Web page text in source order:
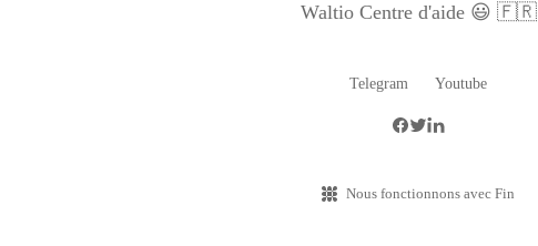
Waltio Centre d'aide 😃 🇫🇷
Telegram Youtube
Nous fonctionnons avec Fin